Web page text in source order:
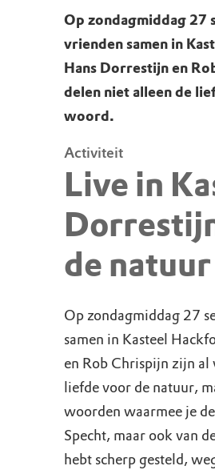
Op zondagmiddag 27
vrienden samen in
Hans Dorrestijn en
delen niet alleen de
woord.
Activiteit
Live in
de
Op zondagmiddag 27
samen in Kasteel
en Rob Chrispijn zijn al
liefde voor de natuur,
woorden waarmee je
Specht, maar ook van
hebt scherp gesteld,